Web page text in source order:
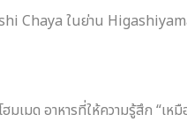
Chaya ในย่าน
มด อาหารที่ให้ความรู้สึก “เห